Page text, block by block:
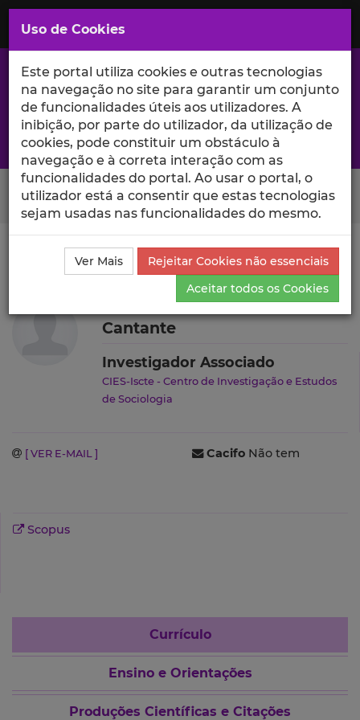
Saltar
para
Conteúdo
Principal
A excelência da investigação e ciência no Iscte
Search Button
Ciência_Iscte Autores
Frederico Manuel Pincho
Cantante
Currículo
Frederico Manuel Pincho
Cantante
Investigador Associado
CIES-Iscte - Centro de Investigação e Estudos
de Sociologia
[ VER E-MAIL ] Cacifo Não tem
Scopus
Currículo
Ensino e Orientações
Produções Científicas e Citações
Uso de Cookies
Este portal utiliza cookies e outras tecnologias
na navegação no site para garantir um conjunto
de funcionalidades úteis aos utilizadores. A
inibição, por parte do utilizador, da utilização de
cookies, pode constituir um obstáculo à
navegação e à correta interação com as
funcionalidades do portal. Ao usar o portal, o
utilizador está a consentir que estas tecnologias
sejam usadas nas funcionalidades do mesmo.
Ver Mais
Rejeitar Cookies não essenciais
Aceitar todos os Cookies